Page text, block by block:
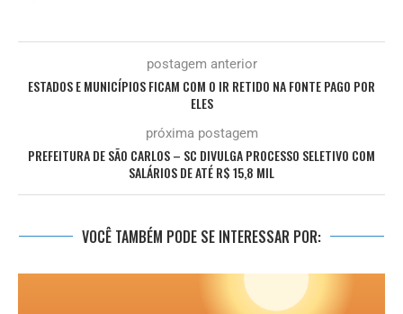
postagem anterior
ESTADOS E MUNICÍPIOS FICAM COM O IR RETIDO NA FONTE PAGO POR
ELES
próxima postagem
PREFEITURA DE SÃO CARLOS – SC DIVULGA PROCESSO SELETIVO COM
SALÁRIOS DE ATÉ R$ 15,8 MIL
VOCÊ TAMBÉM PODE SE INTERESSAR POR: